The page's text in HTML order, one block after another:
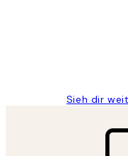
Sieh dir